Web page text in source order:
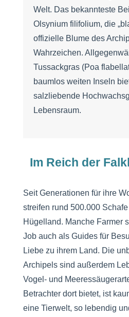
Welt. Das bekannteste
Olsynium filifolium, die
offizielle Blume des
Wahrzeichen.
Tussackgras (Poa
baumlos weiten Inseln
salzliebende
Lebensraum.
Im Reich der
Seit Generationen für ihre
streifen rund 500.000
Hügelland. Manche Farmer
Job auch als Guides für
Liebe zu ihrem Land. Die
Archipels sind außerdem
Vogel- und
Betrachter dort bietet, ist
eine Tierwelt, so lebendig